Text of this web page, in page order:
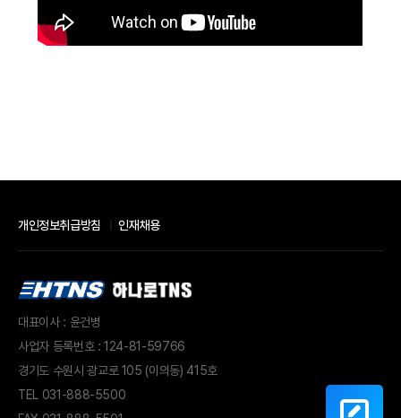
개인정보취급방침 인재채용
대표이사 : 윤건병
사업자 등록번호 : 124-81-59766
경기도 수원시 광교로 105 (이의동) 415호
TEL 031-888-5500